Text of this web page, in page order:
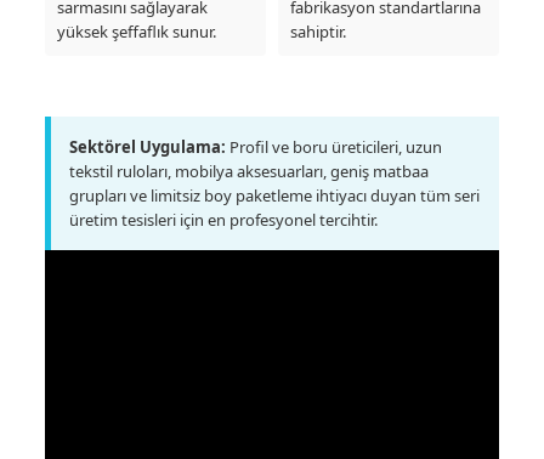
sarmasını sağlayarak
yüksek şeffaflık sunur.
fabrikasyon standartlarına
sahiptir.
Sektörel Uygulama: Profil ve boru üreticileri, uzun
tekstil ruloları, mobilya aksesuarları, geniş matbaa
grupları ve limitsiz boy paketleme ihtiyacı duyan tüm seri
üretim tesisleri için en profesyonel tercihtir.